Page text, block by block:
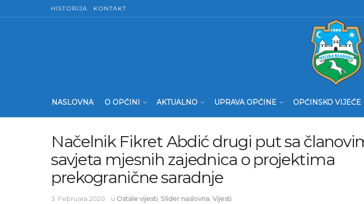
HISTORIJA KONTAKT
NASLOVNA O OPĆINI AKTUALNO UPRAVA OPĆINE OPĆINSKO VIJEĆE
Načelnik Fikret Abdić drugi put sa
savjeta mjesnih zajednica o projektima
prekogranične saradnje
3. Februara 2020. u Ostale vijesti Slider naslovna Vijesti